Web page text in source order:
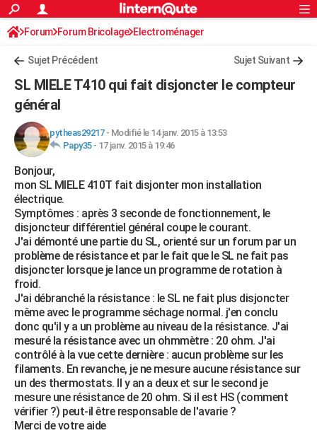
ACTUALITÉS
Politique
Société
Faits Divers
Education
Monde
Villes
+
Programme TV
Streaming
Cinéma
Sorties cinéma
Musique
FINANCE
Retraite
Impôts
Epargne
Immobilier
Risques naturels par ville
Banque
Assurance
Crédit
AUTO
Essais
Réserver un essai
Citadines
Berlines
SUV
Forum auto
HIGH-TECH
Mobiles
Meilleur smartphone
Internet
Ordinateurs
Jeux vidéo
Guide high-tech
+BRICOLAGE
Forum
Aménagement intérieur
Extérieur
Cuisine
Salle de bains
Jardinage
Rangement
WEEK-END
Guides de France
Escapades
Patrimoine
Expositions
Musées
Week-end nature
+LIFESTYLE
Art de vivre
Bien-être
Loisirs
Mode
Modes de vie
SANTE
Alimentation
Guide de la santé
Maladies
Médicaments
Sommeil
VOYAGE
Destinations
City break
Voyage nature
Voyage de noces
Forum
Climat
+
GUIDES D'ACHAT
CARTE DE VOEUX
S'inscrire
Connexion
Forum Forum Bricolage Electroménager
Sujet Précédent Sujet Suivant
SL MIELE T410 qui fait disjoncter le compteur
général
pytheas29217- Modifié le 14 janv. 2015 à 13:53
Papy35- 17 janv. 2015 à 19:46
Bonjour,
mon SL MIELE 410T fait disjonter mon installation
électrique.
Symptômes : après 3 seconde de fonctionnement, le
disjoncteur différentiel général coupe le courant.
J'ai démonté une partie du SL, orienté sur un forum par un
problème de résistance et par le fait que le SL ne fait pas
disjoncter lorsque je lance un programme de rotation à
froid.
J'ai débranché la résistance : le SL ne fait plus disjoncter
même avec le programme séchage normal. j'en conclu
donc qu'il y a un problème au niveau de la résistance. J'ai
mesuré la résistance avec un ohmmètre : 20 ohm. J'ai
contrôlé à la vue cette dernière : aucun problème sur les
filaments. En revanche, je ne mesure aucune résistance sur
un des thermostats. Il y an a deux et sur le second je
mesure une résistance de 20 ohm. Si il est HS (comment
vérifier ?) peut-il être responsable de l'avarie ?
Merci de votre aide